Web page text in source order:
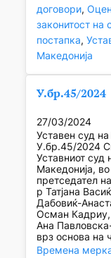
договори,
законитост на
постапка,
Македонија
У.бр.45/2024
27/03/2024
Уставен суд
У.бр.45/2024
Уставниот суд
Македонија,
претседател
р Татјана
Дабовиќ-
Осман
Ана
врз основа на
Времена